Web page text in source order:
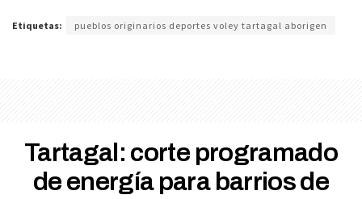
Etiquetas: pueblos originarios deportes voley tartagal aborigen
Tartagal: corte programado
de energía para barrios de